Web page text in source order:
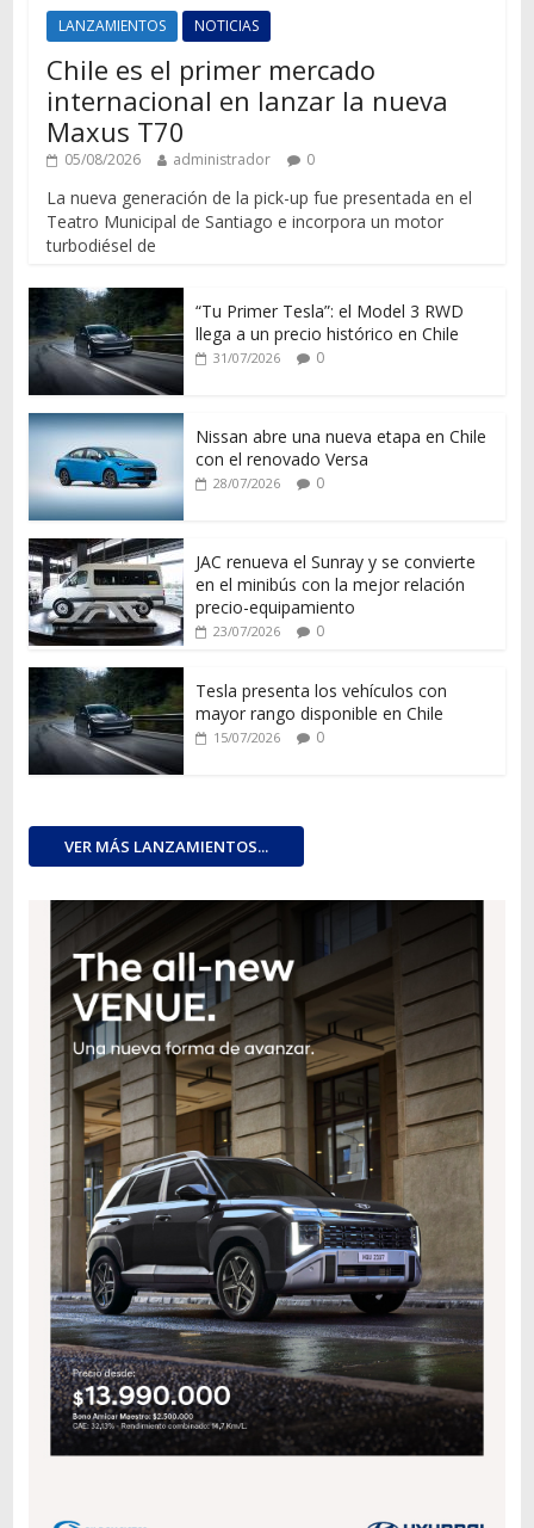
LANZAMIENTOS NOTICIAS
Chile es el primer mercado
internacional en lanzar la nueva
Maxus T70
05/08/2026 administrador 0
La nueva generación de la pick-up fue presentada en el
Teatro Municipal de Santiago e incorpora un motor
turbodiésel de
“Tu Primer Tesla”: el Model 3 RWD
llega a un precio histórico en Chile
31/07/2026 0
Nissan abre una nueva etapa en Chile
con el renovado Versa
28/07/2026 0
JAC renueva el Sunray y se convierte
en el minibús con la mejor relación
precio-equipamiento
23/07/2026 0
Tesla presenta los vehículos con
mayor rango disponible en Chile
15/07/2026 0
VER MÁS LANZAMIENTOS...